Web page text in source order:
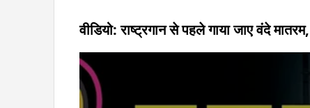
वीडियो: राष्ट्रगान से पहले गाया जाए वंदे